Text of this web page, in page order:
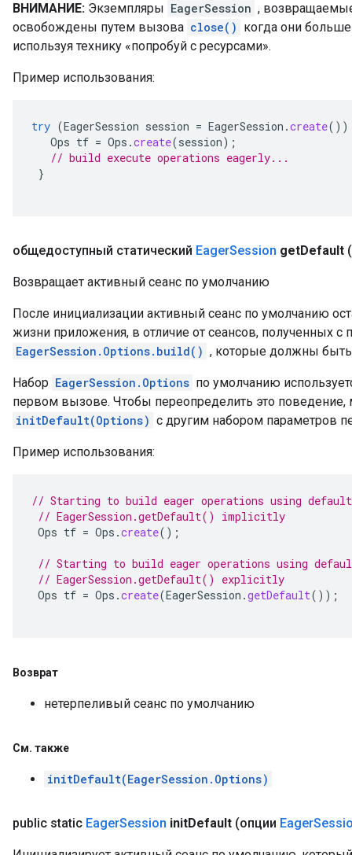
ВНИМАНИЕ: Экземпляры EagerSession ,
освобождены путем вызова close() когда они
используя технику «попробуй с ресурсами».
Пример использования:
try (EagerSession session = EagerSession .create())
Ops tf = Ops .create(session);
// build execute operations eagerly...
}
общедоступный статический EagerSession getDefault
Возвращает активный сеанс по умолчанию
После инициализации активный сеанс по умолчанию
жизни приложения, в отличие от сеансов, полученных
EagerSession.Options.build() , которые должны быть
Набор EagerSession.Options по умолчанию
первом вызове. Чтобы переопределить это
initDefault(Options) с другим набором параметров
Пример использования:
// Starting to build eager operations using
// EagerSession.getDefault() implicitly
Ops tf = Ops .create();
// Starting to build eager operations using
// EagerSession.getDefault() explicitly
Ops tf = Ops .create(EagerSession .getDefault());
Возврат
нетерпеливый сеанс по умолчанию
См. также
initDefault(EagerSession.Options)
public static EagerSession initDefault (опции Eager